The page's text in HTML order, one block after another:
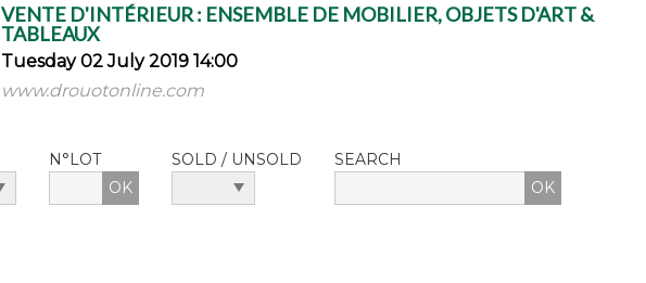
VENTE D'INTÉRIEUR : ENSEMBLE DE MOBILIER, OBJETS D'ART &
TABLEAUX
Tuesday 02 July 2019 14:00
www.drouotonline.com
N°LOT
OK
SOLD / UNSOLD SEARCH